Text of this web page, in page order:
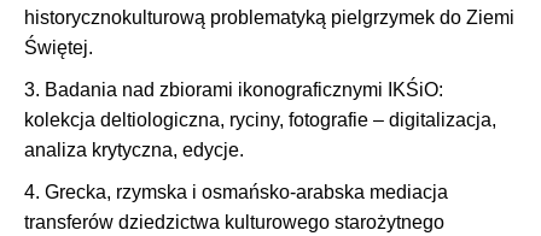
historycznokulturową problematyką pielgrzymek do Ziemi
Świętej.
3. Badania nad zbiorami ikonograficznymi IKŚiO:
kolekcja deltiologiczna, ryciny, fotografie – digitalizacja,
analiza krytyczna, edycje.
4. Grecka, rzymska i osmańsko-arabska mediacja
transferów dziedzictwa kulturowego starożytnego